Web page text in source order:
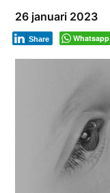
26 januari 2023
Whatsapp
Share